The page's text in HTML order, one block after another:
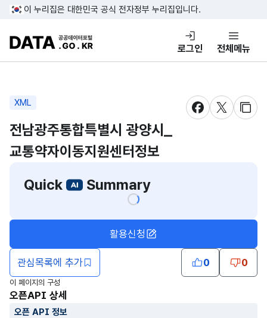
콘텐츠 바로가기
푸터 바로가기
이 누리집은 대한민국 공식 전자정부 누리집입니다.
DATA.GO.KR 공공데이터포털
로그인 전체메뉴
XML
새창 열림새창 열림
새창
전남광주통합특별시 광양시_
교통약자이동지원센터정보
Quick
Summary
관심목록에 추가
활용신청
0 0
이 페이지의 구성
오픈API 상세
오픈 API 정보